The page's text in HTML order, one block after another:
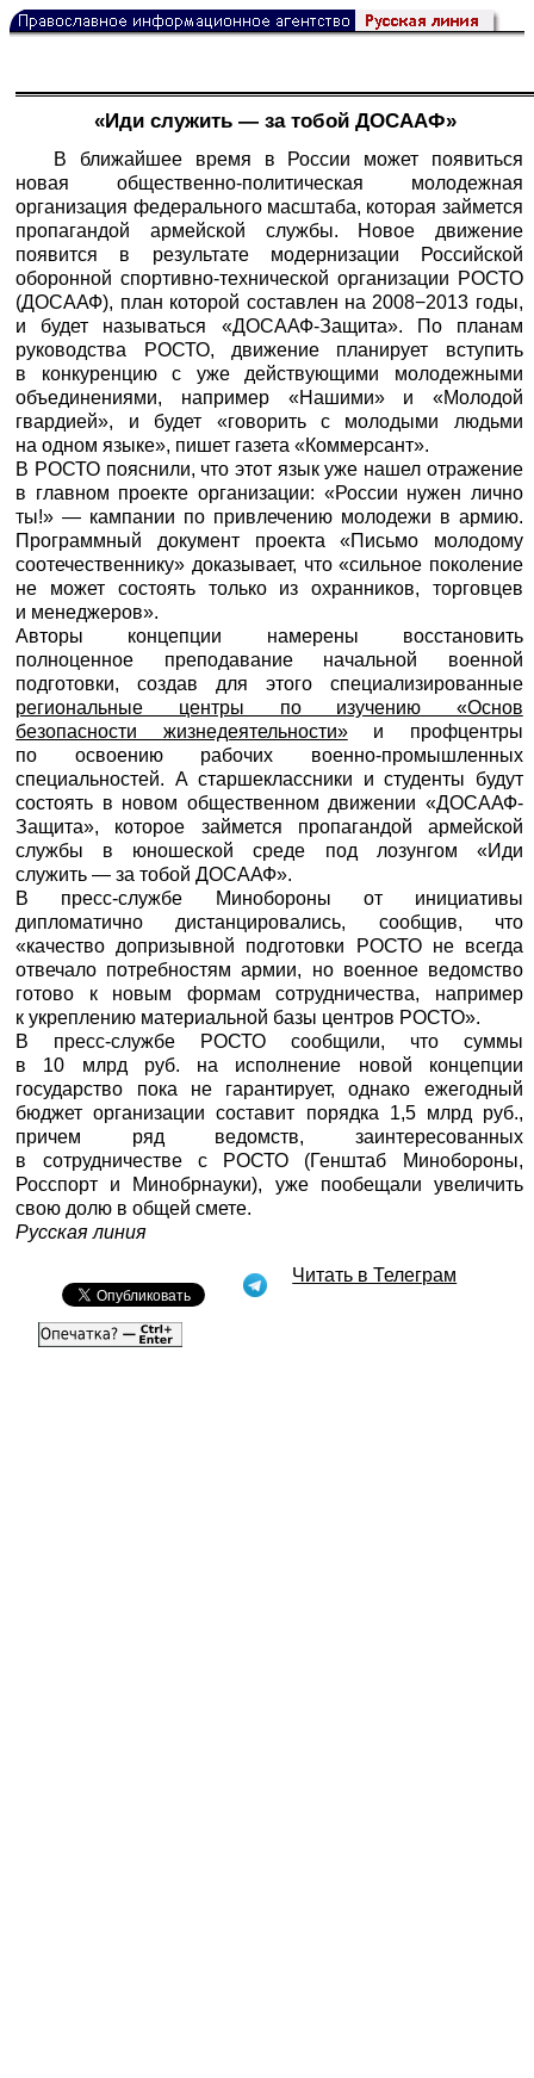
«Иди служить — за тобой ДОСААФ»
В ближайшее время в России может появиться
новая общественно-политическая молодежная
организация федерального масштаба, которая займется
пропагандой армейской службы. Новое движение
появится в результате модернизации Российской
оборонной спортивно-технической организации РОСТО
(ДОСААФ), план которой составлен на 2008−2013 годы,
и будет называться «ДОСААФ-Защита». По планам
руководства РОСТО, движение планирует вступить
в конкуренцию с уже действующими молодежными
объединениями, например «Нашими» и «Молодой
гвардией», и будет «говорить с молодыми людьми
на одном языке», пишет газета «Коммерсант».
В РОСТО пояснили, что этот язык уже нашел отражение
в главном проекте организации: «России нужен лично
ты!» — кампании по привлечению молодежи в армию.
Программный документ проекта «Письмо молодому
соотечественнику» доказывает, что «сильное поколение
не может состоять только из охранников, торговцев
и менеджеров».
Авторы концепции намерены восстановить
полноценное преподавание начальной военной
подготовки, создав для этого специализированные
региональные центры по изучению «Основ
безопасности жизнедеятельности»и профцентры
по освоению рабочих военно-промышленных
специальностей. А старшеклассники и студенты будут
состоять в новом общественном движении «ДОСААФ-
Защита», которое займется пропагандой армейской
службы в юношеской среде под лозунгом «Иди
служить — за тобой ДОСААФ».
В пресс-службе Минобороны от инициативы
дипломатично дистанцировались, сообщив, что
«качество допризывной подготовки РОСТО не всегда
отвечало потребностям армии, но военное ведомство
готово к новым формам сотрудничества, например
к укреплению материальной базы центров РОСТО».
В пресс-службе РОСТО сообщили, что суммы
в 10 млрд руб. на исполнение новой концепции
государство пока не гарантирует, однако ежегодный
бюджет организации составит порядка 1,5 млрд руб.,
причем ряд ведомств, заинтересованных
в сотрудничестве с РОСТО (Генштаб Минобороны,
Росспорт и Минобрнауки), уже пообещали увеличить
свою долю в общей смете.
Русская линия
Читать в Телеграм